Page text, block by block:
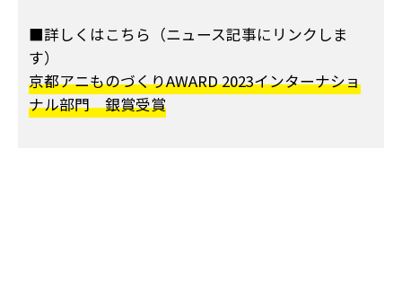
■詳しくはこちら（ニュース記事にリンクしま
す）
京都アニものづくりAWARD 2023インターナショ
ナル部門 銀賞受賞